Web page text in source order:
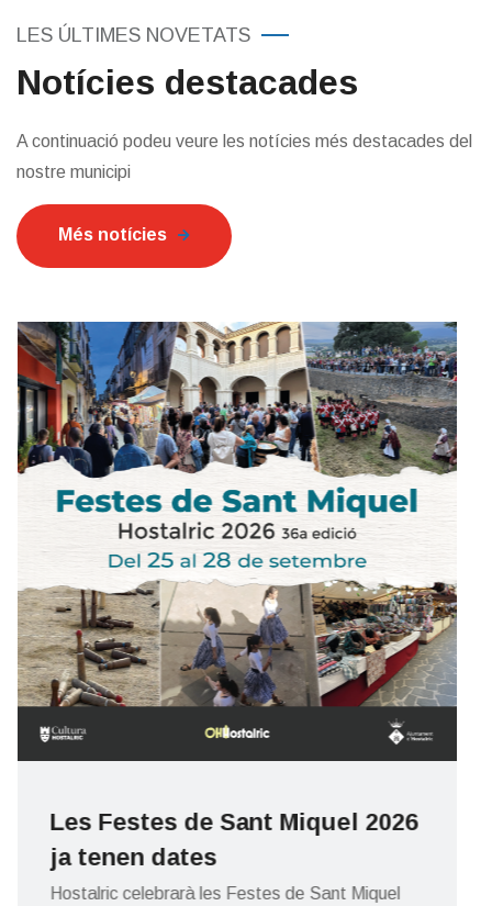
LES ÚLTIMES NOVETATS
Notícies destacades
A continuació podeu veure les notícies més destacades del
nostre municipi
Més notícies